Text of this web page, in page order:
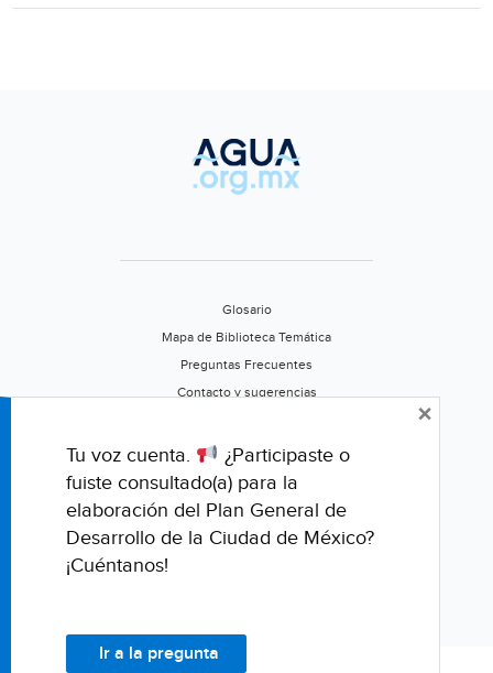
entornos
más
Glosario
Mapa de Biblioteca Temática
Preguntas Frecuentes
Contacto y sugerencias
Califica este portal
Tu voz cuenta.
¿Participaste o
fuiste consultado(a) para la
elaboración del Plan General de
Desarrollo de la Ciudad de México?
¡Cuéntanos!
Ir a la pregunta
×